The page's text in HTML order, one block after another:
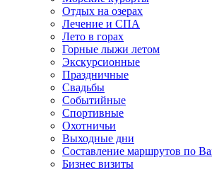
Отдых на озерах
Лечение и СПА
Лето в горах
Горные лыжи летом
Экскурсионные
Праздничные
Свадьбы
Событийные
Спортивные
Охотничьи
Выходные дни
Составление маршрутов по
Бизнес визиты